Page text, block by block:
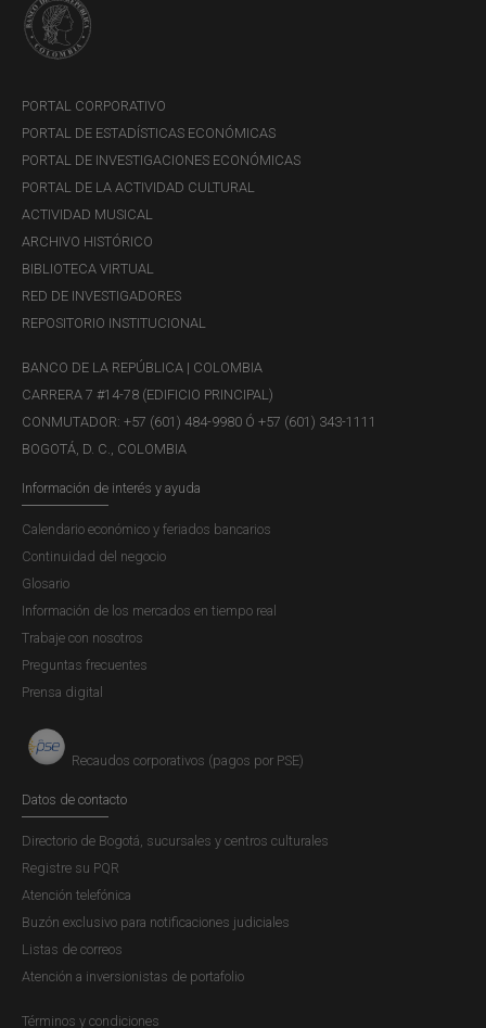
PORTAL CORPORATIVO
PORTAL DE ESTADÍSTICAS ECONÓMICAS
PORTAL DE INVESTIGACIONES ECONÓMICAS
PORTAL DE LA ACTIVIDAD CULTURAL
ACTIVIDAD MUSICAL
ARCHIVO HISTÓRICO
BIBLIOTECA VIRTUAL
RED DE INVESTIGADORES
REPOSITORIO INSTITUCIONAL
BANCO DE LA REPÚBLICA | COLOMBIA
CARRERA 7 #14-78 (EDIFICIO PRINCIPAL)
CONMUTADOR: +57 (601) 484-9980 Ó +57 (601) 343-1111
BOGOTÁ, D. C., COLOMBIA
Información de interés y ayuda
Calendario económico y feriados bancarios
Continuidad del negocio
Glosario
Información de los mercados en tiempo real
Trabaje con nosotros
Preguntas frecuentes
Prensa digital
Recaudos corporativos (pagos por PSE)
Datos de contacto
Directorio de Bogotá, sucursales y centros culturales
Registre su PQR
Atención telefónica
Buzón exclusivo para notificaciones judiciales
Listas de correos
Atención a inversionistas de portafolio
Términos y condiciones